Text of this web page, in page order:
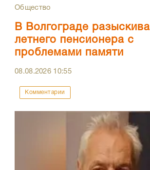
Общество
В Волгограде
летнего пенсионера с
проблемами памяти
08.08.2026 10:55
Комментарии